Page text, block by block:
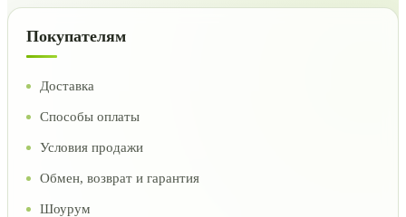
Покупателям
Доставка
Способы оплаты
Условия продажи
Обмен, возврат и гарантия
Шоурум